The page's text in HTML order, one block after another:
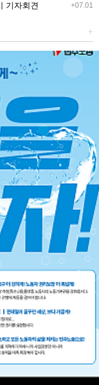
+07.01
기자회견
+